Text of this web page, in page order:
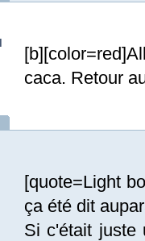
caca. Retour
[quote=Light
ça été dit
Si c'était juste